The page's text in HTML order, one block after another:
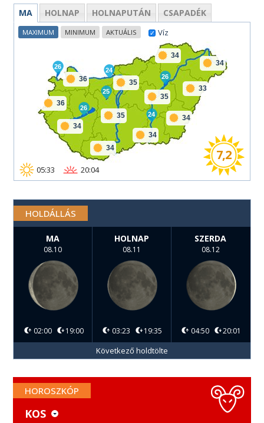
MA HOLNAP HOLNAPUTÁN CSAPADÉK
36
36
34
35
34
34
35
35
34
34
33
34
26
26
25
24
24
26
05:33 20:04
7,2
Víz
MAXIMUM MINIMUM AKTUÁLIS
HOLDÁLLÁS
MA
08.10
02:00 19:00
HOLNAP
08.11
03:23 19:35
SZERDA
08.12
04:50 20:01
Következő holdtölte
HOROSZKÓP
KOS